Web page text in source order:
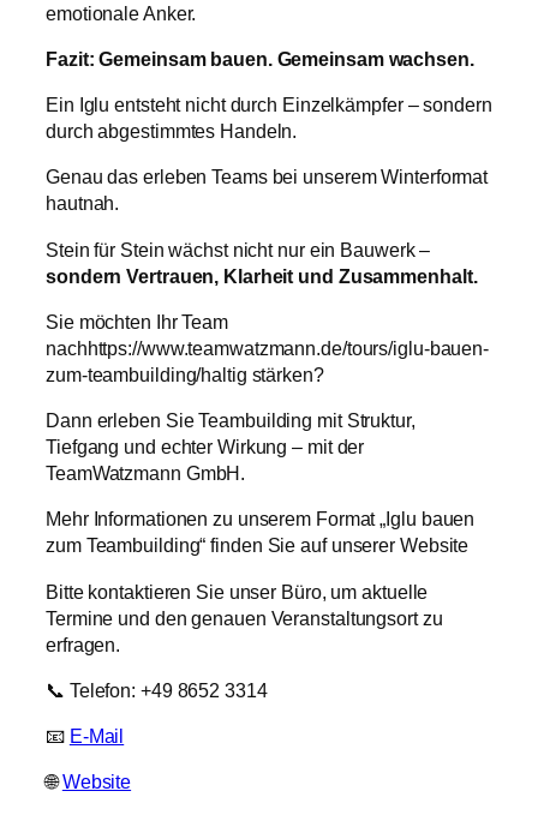
emotionale Anker.
Fazit: Gemeinsam bauen. Gemeinsam wachsen.
Ein Iglu entsteht nicht durch Einzelkämpfer – sondern
durch abgestimmtes Handeln.
Genau das erleben Teams bei unserem Winterformat
hautnah.
Stein für Stein wächst nicht nur ein Bauwerk –
sondern Vertrauen, Klarheit und Zusammenhalt.
Sie möchten Ihr Team
nachhttps://www.teamwatzmann.de/tours/iglu-bauen-
zum-teambuilding/haltig stärken?
Dann erleben SieTeambuilding mit Struktur,
Tiefgang und echter Wirkung – mit der
TeamWatzmann GmbH.
Mehr Informationen zu unserem Format „ Iglu bauen
zum Teambuilding“ finden Sie auf unserer Website
Bitte kontaktieren Sie unser Büro, um aktuelle
Termine und den genauen Veranstaltungsort zu
erfragen.
📞 Telefon: +49 8652 3314
📧 E-Mail
🌐Website